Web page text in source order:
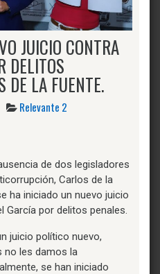
JUICIO CONTRA
DELITOS
DE LA FUENTE.
Relevante 2
de dos legisladores
Carlos de la
ha iniciado un nuevo juicio
García por delitos penales.
juicio político nuevo,
no les damos la
se han iniciado